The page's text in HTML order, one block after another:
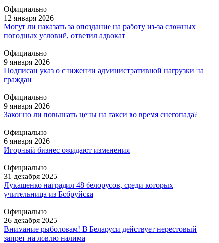
Официально
12 января 2026
Могут ли наказать за опоздание на работу из-за сложных
погодных условий, ответил адвокат
Официально
9 января 2026
Подписан указ о снижении административной нагрузки на
граждан
Официально
9 января 2026
Законно ли повышать цены на такси во время снегопада?
Официально
6 января 2026
Игорный бизнес ожидают изменения
Официально
31 декабря 2025
Лукашенко наградил 48 белорусов, среди которых
учительница из Бобруйска
Официально
26 декабря 2025
Внимание рыболовам! В Беларуси действует нерестовый
запрет на ловлю налима